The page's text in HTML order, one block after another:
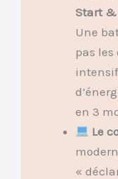
Start &
Une
pas les
en 3
Le
«